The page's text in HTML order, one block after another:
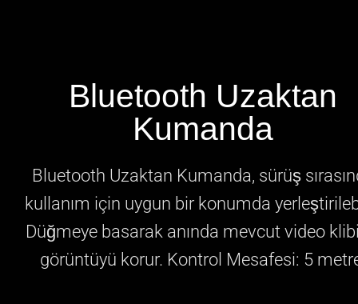
Bluetooth Uzaktan
Kumanda
Bluetooth Uzaktan Kumanda, sürüş
kullanım için uygun bir konumda
Düğmeye basarak anında mevcut video
görüntüyü korur. Kontrol Mesafesi: 5